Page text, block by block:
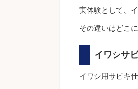
実体験として、
その違いはどこ
イワシサ
イワシ用サビキ